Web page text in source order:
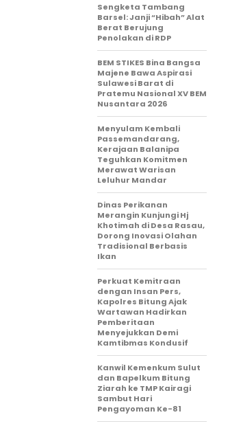
Sengketa Tambang
Barsel: Janji “Hibah” Alat
Berat Berujung
Penolakan di RDP
BEM STIKES Bina Bangsa
Majene Bawa Aspirasi
Sulawesi Barat di
Pratemu Nasional XV BEM
Nusantara 2026
Menyulam Kembali
Passemandarang,
Kerajaan Balanipa
Teguhkan Komitmen
Merawat Warisan
Leluhur Mandar
Dinas Perikanan
Merangin Kunjungi Hj
Khotimah di Desa Rasau,
Dorong Inovasi Olahan
Tradisional Berbasis
Ikan
Perkuat Kemitraan
dengan Insan Pers,
Kapolres Bitung Ajak
Wartawan Hadirkan
Pemberitaan
Menyejukkan Demi
Kamtibmas Kondusif
Kanwil Kemenkum Sulut
dan Bapelkum Bitung
Ziarah ke TMP Kairagi
Sambut Hari
Pengayoman Ke-81